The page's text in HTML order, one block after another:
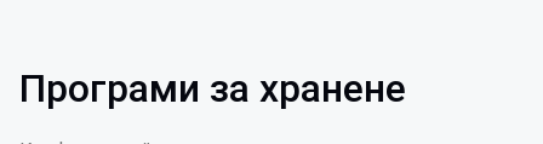
Програми за хранене